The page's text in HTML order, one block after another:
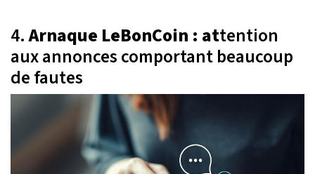
4.Arnaque LeBonCoin : attention
aux annonces comportant beaucoup
de fautes